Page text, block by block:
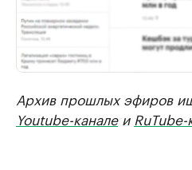
Архив прошлых эфиров
Youtube-каналеи RuTube-